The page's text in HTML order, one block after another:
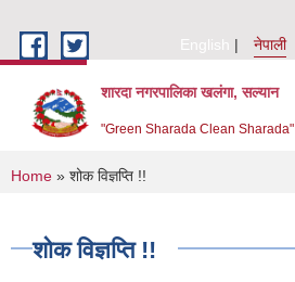
English
नेपाली
शारदा नगरपालिका खलंगा, सल्यान
"Green Sharada Clean Sharada"
You are here
Home » शोक विज्ञप्ति !!
शोक विज्ञप्ति !!